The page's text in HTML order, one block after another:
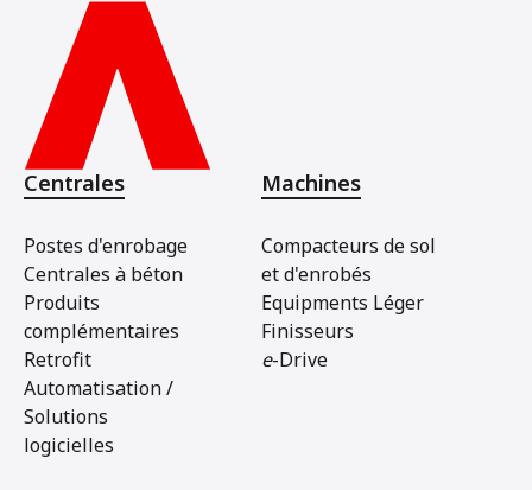
Centrales
Postes d'enrobage
Centrales à béton
Produits
complémentaires
Retrofit
Automatisation /
Solutions
logicielles
Machines
Compacteurs de sol
et d'enrobés
Equipments Léger
Finisseurs
e-Drive